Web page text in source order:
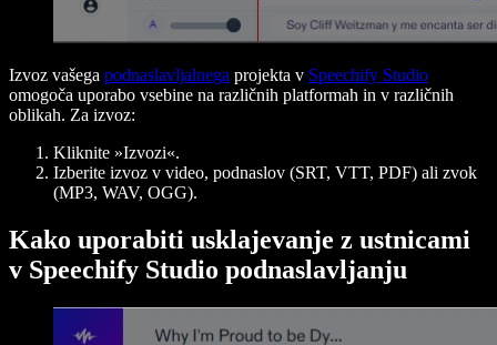
Izvoz vašega podnaslavljalnega projekta v Speechify Studio
omogoča uporabo vsebine na različnih platformah in v različnih
oblikah. Za izvoz:
Kliknite »Izvozi«.
Izberite izvoz v video, podnaslov (SRT, VTT, PDF) ali zvok
(MP3, WAV, OGG).
Kako uporabiti usklajevanje z ustnicami
v Speechify Studio podnaslavljanju